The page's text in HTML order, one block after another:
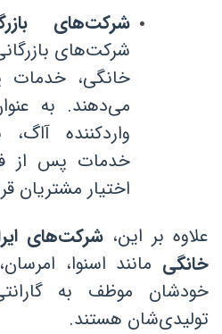
شرکت‌های
شرکت‌های
خانگی، خدمات
می‌دهند. به
واردکننده
خدمات پس از
اختیار مشتریان
علاوه بر این، شرکت‌های
خانگی مانند اسنوا،
خودشان موظف به
تولیدی‌شان هستند.